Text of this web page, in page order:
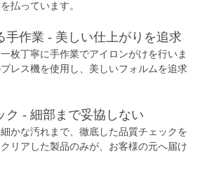
払っています。
手作業 - 美しい仕上がりを追求
枚丁寧に手作業でアイロンがけを行いま
レス機を使用し、美しいフォルムを追求
ク - 細部まで妥協しない
かな汚れまで、徹底した品質チェックを
リアした製品のみが、お客様の元へ届け